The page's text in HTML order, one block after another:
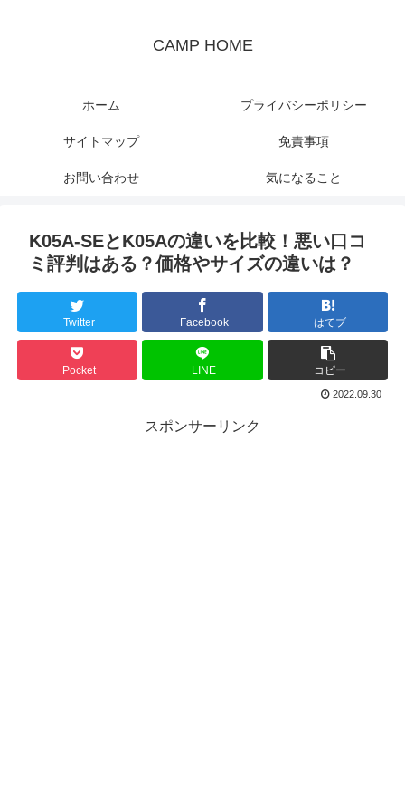
CAMP HOME
ホーム プライバシーポリシー
サイトマップ 免責事項
お問い合わせ 気になること
K05A-SEとK05Aの違いを比較！悪い口コ
ミ評判はある？価格やサイズの違いは？
Twitter Facebook はてブ
Pocket LINE コピー
2022.09.30
スポンサーリンク